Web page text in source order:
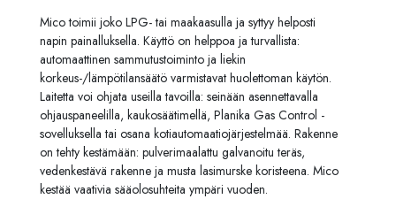
Mico toimii joko LPG- tai maakaasulla ja syttyy helposti
napin painalluksella. Käyttö on helppoa ja turvallista:
automaattinen sammutustoiminto ja liekin
korkeus-/lämpötilansäätö varmistavat huolettoman käytön.
Laitetta voi ohjata useilla tavoilla: seinään asennettavalla
ohjauspaneelilla, kaukosäätimellä, Planika Gas Control -
sovelluksella tai osana kotiautomaatiojärjestelmää. Rakenne
on tehty kestämään: pulverimaalattu galvanoitu teräs,
vedenkestävä rakenne ja musta lasimurske koristeena. Mico
kestää vaativia sääolosuhteita ympäri vuoden.